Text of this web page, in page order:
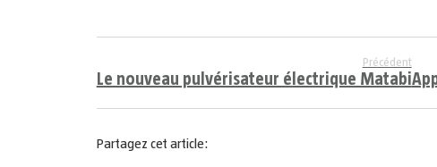
Précédent
Le nouveau pulvérisateur électrique Matabi
Partagez cet article: